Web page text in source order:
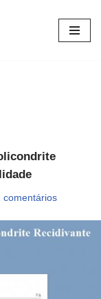
comentários